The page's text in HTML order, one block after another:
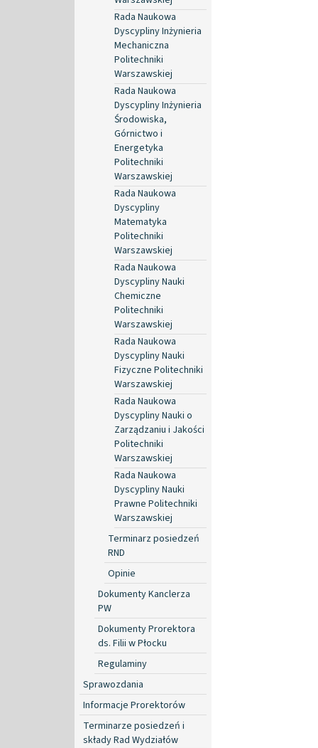
Rada Naukowa
Dyscypliny Inżynieria
Mechaniczna
Politechniki
Warszawskiej
Rada Naukowa
Dyscypliny Inżynieria
Środowiska,
Górnictwo i
Energetyka
Politechniki
Warszawskiej
Rada Naukowa
Dyscypliny
Matematyka
Politechniki
Warszawskiej
Rada Naukowa
Dyscypliny Nauki
Chemiczne
Politechniki
Warszawskiej
Rada Naukowa
Dyscypliny Nauki
Fizyczne Politechniki
Warszawskiej
Rada Naukowa
Dyscypliny Nauki o
Zarządzaniu i Jakości
Politechniki
Warszawskiej
Rada Naukowa
Dyscypliny Nauki
Prawne Politechniki
Warszawskiej
Terminarz posiedzeń
RND
Opinie
Dokumenty Kanclerza
PW
Dokumenty Prorektora
ds. Filii w Płocku
Regulaminy
Sprawozdania
Informacje Prorektorów
Terminarze posiedzeń i
składy Rad Wydziałów